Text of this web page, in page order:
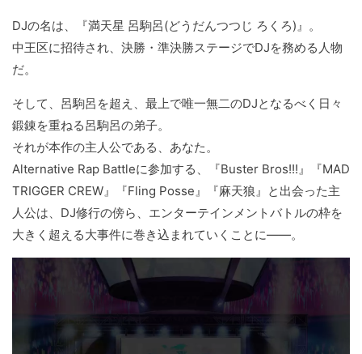
DJの名は、『満天星 呂駒呂(どうだんつつじ ろくろ)』。
中王区に招待され、決勝・準決勝ステージでDJを務める人物
だ。
そして、呂駒呂を超え、最上で唯一無二のDJとなるべく日々
鍛錬を重ねる呂駒呂の弟子。
それが本作の主人公である、あなた。
Alternative Rap Battleに参加する、『Buster Bros!!!』『MAD
TRIGGER CREW』『Fling Posse』『麻天狼』と出会った主
人公は、DJ修行の傍ら、エンターテインメントバトルの枠を
大きく超える大事件に巻き込まれていくことに――。